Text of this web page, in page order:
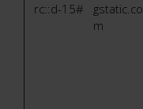
rc::d-15#
gstatic.co
m